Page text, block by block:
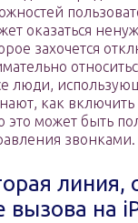
оказаться
захочется
люди,
как
это может быть
звонками.
линия,
вызова на